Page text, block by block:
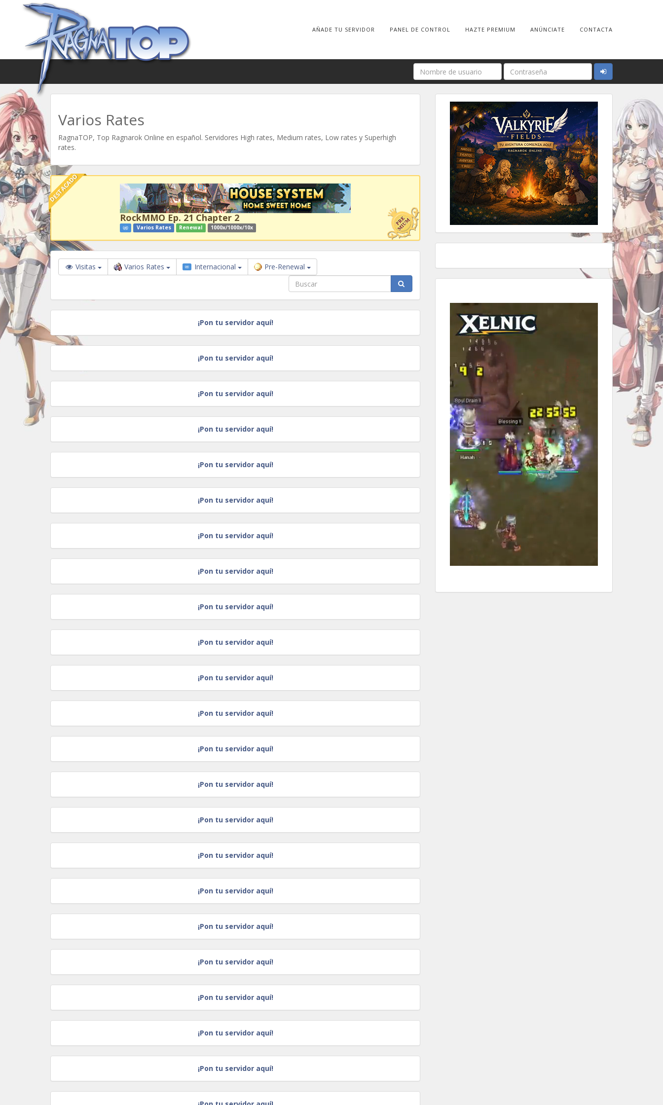
AÑADE TU SERVIDOR PANEL DE CONTROL HAZTE PREMIUM ANÚNCIATE CONTACTA
Varios Rates
RagnaTOP, Top Ragnarok Online en español. Servidores High rates, Medium rates, Low rates y Superhigh
rates.
DESTACADO
RockMMO Ep. 21 Chapter 2
Varios Rates Renewal 1000x/1000x/10x
Visitas Varios Rates Internacional Pre-Renewal
¡Pon tu servidor aquí!
¡Pon tu servidor aquí!
¡Pon tu servidor aquí!
¡Pon tu servidor aquí!
¡Pon tu servidor aquí!
¡Pon tu servidor aquí!
¡Pon tu servidor aquí!
¡Pon tu servidor aquí!
¡Pon tu servidor aquí!
¡Pon tu servidor aquí!
¡Pon tu servidor aquí!
¡Pon tu servidor aquí!
¡Pon tu servidor aquí!
¡Pon tu servidor aquí!
¡Pon tu servidor aquí!
¡Pon tu servidor aquí!
¡Pon tu servidor aquí!
¡Pon tu servidor aquí!
¡Pon tu servidor aquí!
¡Pon tu servidor aquí!
¡Pon tu servidor aquí!
¡Pon tu servidor aquí!